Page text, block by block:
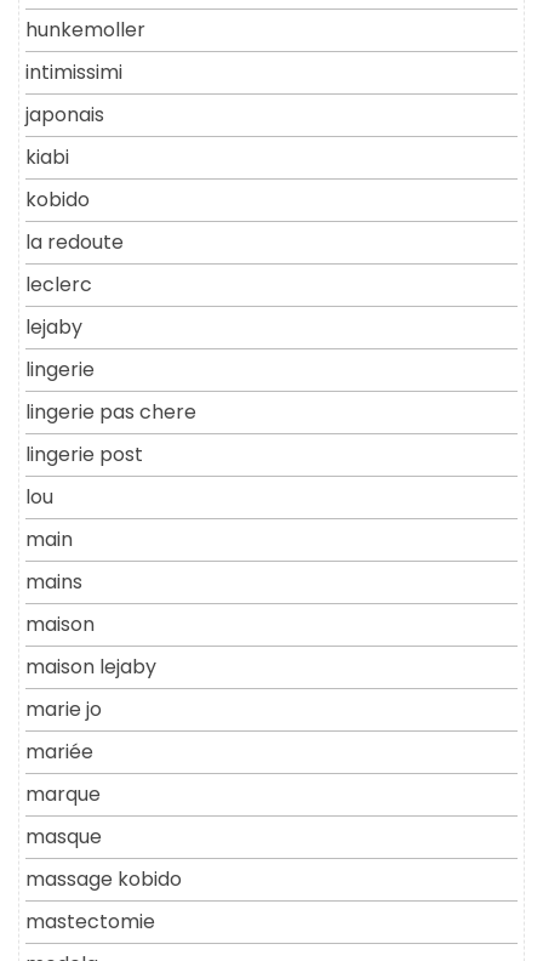
hunkemoller
intimissimi
japonais
kiabi
kobido
la redoute
leclerc
lejaby
lingerie
lingerie pas chere
lingerie post
lou
main
mains
maison
maison lejaby
marie jo
mariée
marque
masque
massage kobido
mastectomie